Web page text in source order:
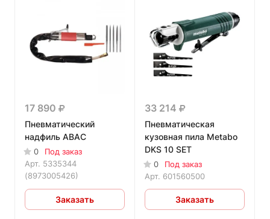
17 890
Пневматический
надфиль ABAC
0
Под заказ
Арт. 5335344
(8973005426)
Заказать
33 214
Пневматическая
кузовная пила Metabo
DKS 10 SET
0
Под заказ
Арт. 601560500
Заказать